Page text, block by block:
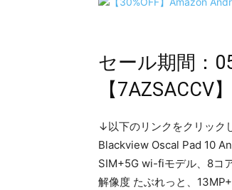
セール期間：
【7AZSACCV】
↓以下のリンクをクリック
Blackview Oscal Pad 10
SIM+5G wi-fiモデル、8コ
解像度 たぶれっと、